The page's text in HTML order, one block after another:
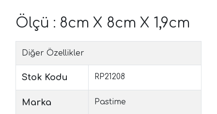
Ölçü : 8cm X 8cm X 1,9cm
Diğer Özellikler
Stok Kodu RP21208
Marka Pastime